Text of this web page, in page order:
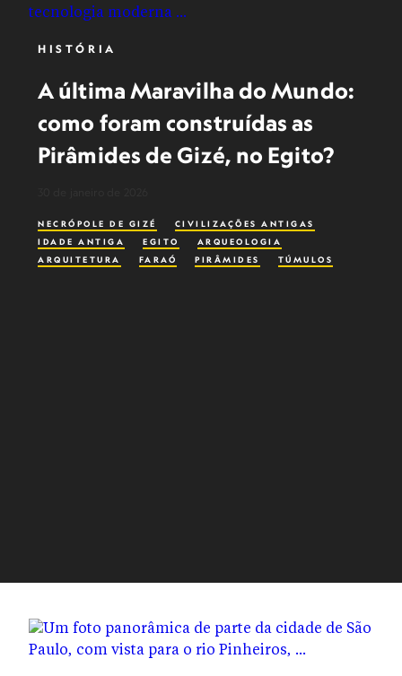
HISTÓRIA
A última Maravilha do Mundo:
como foram construídas as
Pirâmides de Gizé, no Egito?
NECRÓPOLE DE GIZÉ
CIVILIZAÇÕES ANTIGAS
IDADE ANTIGA
EGITO
ARQUEOLOGIA
ARQUITETURA
FARAÓ PIRÂMIDES TÚMULOS